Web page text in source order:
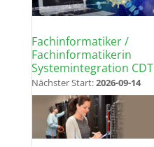
Fachinformatiker /
Fachinformatikerin
Systemintegration CDT
Nächster Start:2026-09-14